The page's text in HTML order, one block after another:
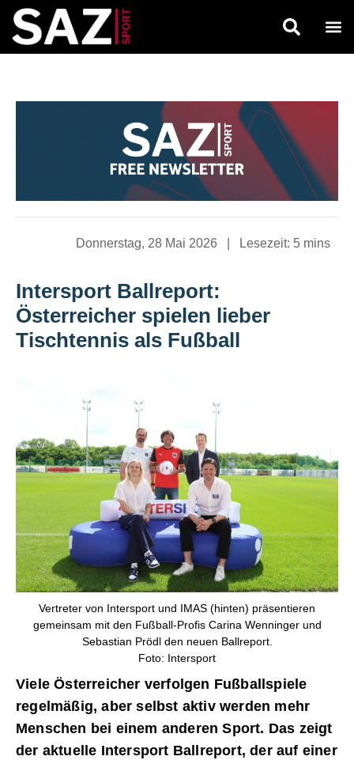
Donnerstag, 28 Mai 2026 Lesezeit: 5 mins
Intersport Ballreport:
Österreicher spielen lieber
Tischtennis als Fußball
Vertreter von Intersport und IMAS (hinten) präsentieren
gemeinsam mit den Fußball-Profis Carina Wenninger und
Sebastian Prödl den neuen Ballreport.
Foto: Intersport
Viele Österreicher verfolgen Fußballspiele
regelmäßig, aber selbst aktiv werden mehr
Menschen bei einem anderen Sport. Das zeigt
der aktuelle Intersport Ballreport, der auf einer